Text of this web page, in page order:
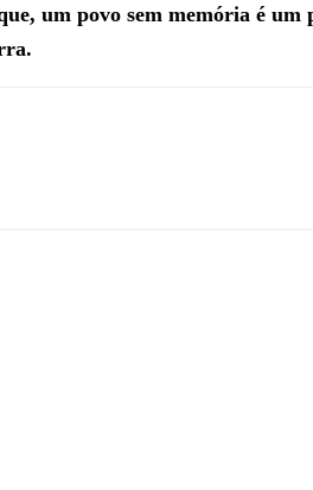
um povo sem memória é um